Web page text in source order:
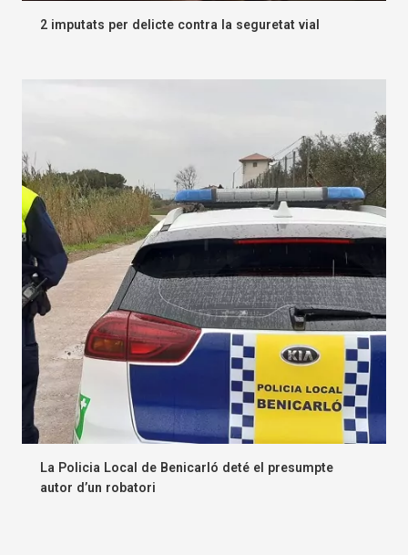
2 imputats per delicte contra la seguretat vial
La Policia Local de Benicarló deté el presumpte
autor d’un robatori